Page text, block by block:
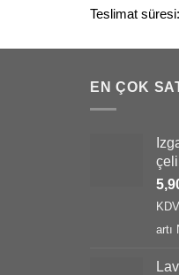
Teslimat süresi:
EN ÇOK
artı